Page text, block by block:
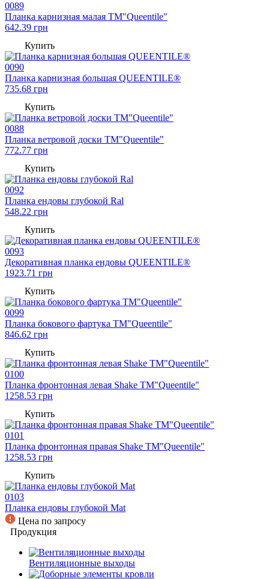
0089
Планка карнизная малая TM"Queentile"
642.39 грн
Купить
0090
Планка карнизная большая QUEENTILE®
735.68 грн
Купить
0088
Планка ветровой доски TM"Queentile"
772.77 грн
Купить
0092
Планка ендовы глубокой Ral
548.22 грн
Купить
0093
Декоративная планка ендовы QUEENTILE®
1923.71 грн
Купить
0099
Планка бокового фартука TM"Queentile"
846.62 грн
Купить
0100
Планка фронтонная левая Shake TM"Queentile"
1258.53 грн
Купить
0101
Планка фронтонная правая Shake TM"Queentile"
1258.53 грн
Купить
0103
Планка ендовы глубокой Mat
Цена по запросу
Продукция
Вентиляционные выходы